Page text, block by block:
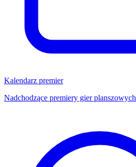
Kalendarz premier
Nadchodzące premiery gier planszowych